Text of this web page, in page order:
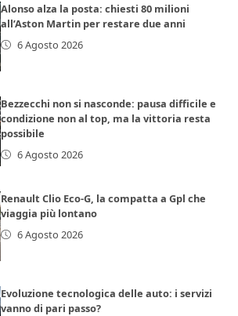
Alonso alza la posta: chiesti 80 milioni
all’Aston Martin per restare due anni
6 Agosto 2026
Bezzecchi non si nasconde: pausa difficile e
condizione non al top, ma la vittoria resta
possibile
6 Agosto 2026
Renault Clio Eco-G, la compatta a Gpl che
viaggia più lontano
6 Agosto 2026
Evoluzione tecnologica delle auto: i servizi
vanno di pari passo?